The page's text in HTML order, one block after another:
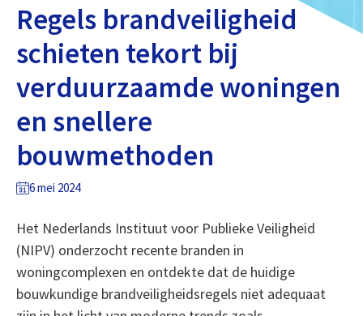
Regels brandveiligheid
schieten tekort bij
verduurzaamde woningen
en snellere
bouwmethoden
6 mei 2024
Het Nederlands Instituut voor Publieke Veiligheid
(NIPV) onderzocht recente branden in
woningcomplexen en ontdekte dat de huidige
bouwkundige brandveiligheidsregels niet adequaat